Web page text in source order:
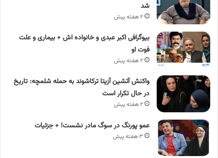
شد
۲ هفته پیش
بیوگرافی اکبر عبدی و خانواده اش + بیماری و علت
فوت او
۲ هفته پیش
واکنش آتشین آزیتا ترکاشوند به حمله شلمچه: تاریخ
در حال تکرار است
۲ هفته پیش
عمو پورنگ در سوگ مادر نشست! + جزئیات
۳ هفته پیش